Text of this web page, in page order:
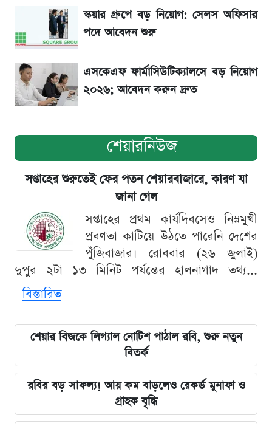
সৌদিতে বাংলাদেশিদের আকামা নবায়নে বদলে গেল
নিয়ম
স্কয়ার গ্রুপে বড় নিয়োগ: সেলস অফিসার
পদে আবেদন শুরু
এসকেএফ ফার্মাসিউটিক্যালসে বড় নিয়োগ
২০২৬; আবেদন করুন দ্রুত
শেয়ারনিউজ
সপ্তাহের শুরুতেই ফের পতন শেয়ারবাজারে, কারণ যা
জানা গেল
সপ্তাহের প্রথম কার্যদিবসেও নিম্নমুখী
প্রবণতা কাটিয়ে উঠতে পারেনি দেশের
পুঁজিবাজার। রোববার (২৬ জুলাই)
দুপুর ২টা ১৩ মিনিট পর্যন্তের হালনাগাদ তথ্য...
বিস্তারিত
শেয়ার বিজকে লিগ্যাল নোটিশ পাঠাল রবি, শুরু নতুন
বিতর্ক
রবির বড় সাফল্য! আয় কম বাড়লেও রেকর্ড মুনাফা ও
গ্রাহক বৃদ্ধি